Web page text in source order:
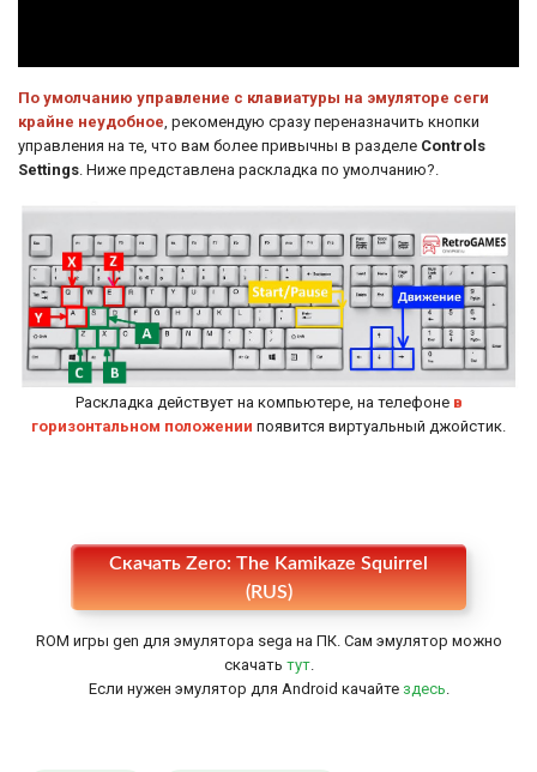
Настройки
По умолчанию управление с клавиатуры на эмуляторе сеги
крайне неудобное, рекомендую сразу переназначить кнопки
управления на те, что вам более привычны в разделе Controls
Settings. Ниже представлена раскладка по умолчанию?.
Раскладка действует на компьютере, на телефоне в
горизонтальном положении появится виртуальный джойстик.
Скачать Zero: The Kamikaze Squirrel
(RUS)
ROM игры gen для эмулятора sega на ПК. Сам эмулятор можно
скачать тут.
Если нужен эмулятор для Android качайте здесь.